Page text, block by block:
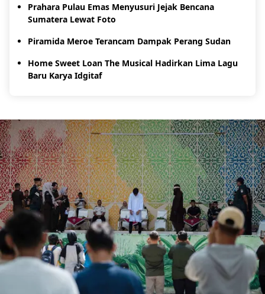
Prahara Pulau Emas Menyusuri Jejak Bencana
Sumatera Lewat Foto
Piramida Meroe Terancam Dampak Perang Sudan
Home Sweet Loan The Musical Hadirkan Lima Lagu
Baru Karya Idgitaf